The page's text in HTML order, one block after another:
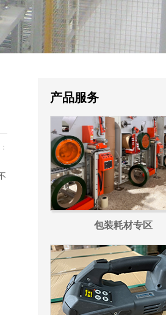
产品服务
包装耗材专区